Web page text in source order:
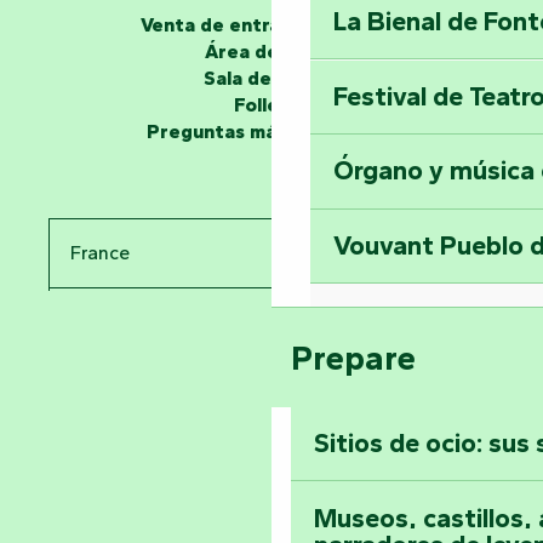
Los narradores
Desvela los
Suba a lo alto de
La Bienal de
Festival de
Órgano y
Vouvant Pueblo
Toda la agenda
Prepare
Sitios de ocio: sus
Museos, castillos,
Venta de entradas en línea
Área de grupo
Sala de prensa
Folletos
Preguntas más frecuentes
France